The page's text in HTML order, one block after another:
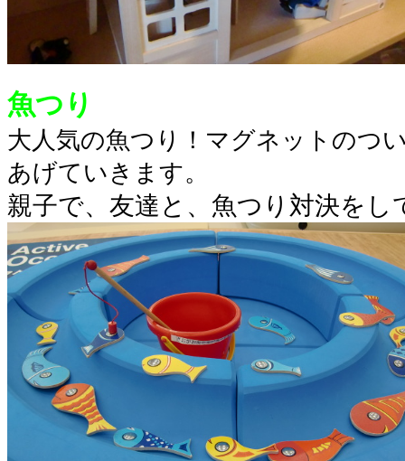
魚つり
大人気の魚つり！マグネットのつ
あげていきます。
親子で、友達と、魚つり対決をし